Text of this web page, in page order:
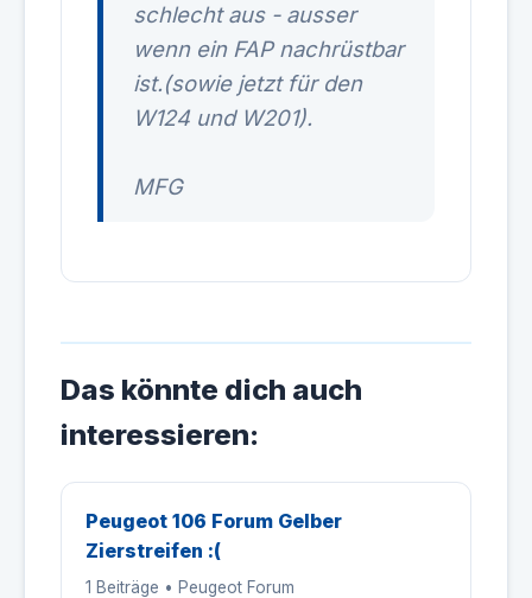
schlecht aus - ausser
wenn ein FAP nachrüstbar
ist.(sowie jetzt für den
W124 und W201).
MFG
Das könnte dich auch
interessieren:
Peugeot 106 Forum Gelber
Zierstreifen :(
1 Beiträge • Peugeot Forum